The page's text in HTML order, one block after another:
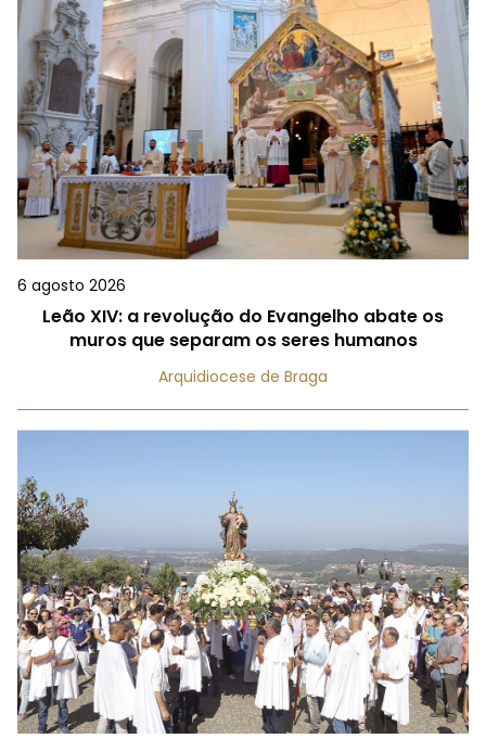
6 agosto 2026
Leão XIV: a revolução do Evangelho abate os
muros que separam os seres humanos
Arquidiocese de Braga